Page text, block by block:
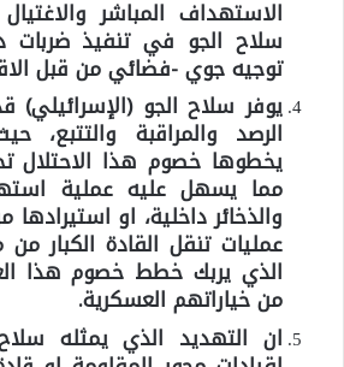
الاستهداف المباشر
سلاح الجو في تنفيذ ضربات
توجيه جوي -فضائي من قبل
يوفر سلاح الجو (الإسرائيلي)
الرصد والمراقبة
يخطوها خصوم هذا الاحتلال
مما يسهل عليه عملية
والذخائر داخلية، او
عمليات تنقل القادة الكبار من
الذي يربك خطط خصوم هذا
من خياراتهم العسكرية.
ان التهديد الذي يمثله